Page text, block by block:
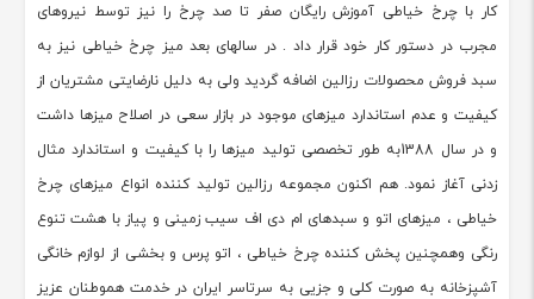
کار با چرخ خیاطی آموزش رایگان صفر تا صد چرخ را نیز توسط نیروهای
مجرب در دستور کار خود قرار داد . در سالهای بعد میز چرخ خیاطی نیز به
سبد فروش محصولات رزالین اضافه گردید ولی به دلیل نارضایتی مشتریان از
کیفیت و عدم استاندارد میزهای موجود در بازار سعی در اصلاح میزها داشت
و در سال 1388به طور تخصصی تولید میزها را با کیفیت و استاندارد مثال
زدنی آغاز نمود. هم اکنون مجموعه رزالین تولید کننده انواع میزهای چرخ
خیاطی ، میزهای اتو و سبدهای ام دی اف سیب زمینی و پیاز با هشت تنوع
رنگی وهمچنین پخش کننده چرخ خیاطی ، اتو پرس و بخشی از لوازم خانگی
آشپزخانه به صورت کلی و جزیی به سرتاسر ایران در خدمت هموطنان عزیز